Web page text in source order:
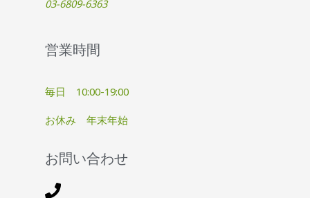
03-6809-6363
営業時間
毎日 10:00-19:00
お休み 年末年始
お問い合わせ